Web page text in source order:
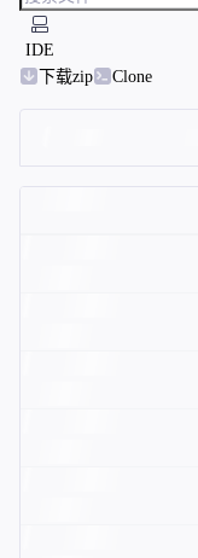
IDE
下载zip
Clone